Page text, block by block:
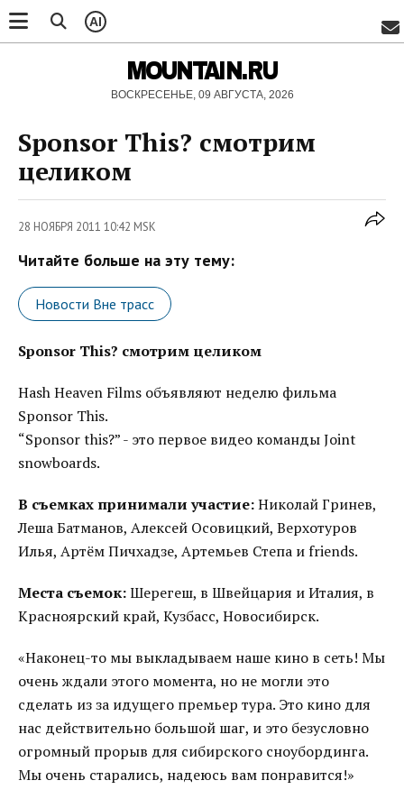
AI
MOUNTAIN.RU
ВОСКРЕСЕНЬЕ, 09 АВГУСТА, 2026
Sponsor This? смотрим
целиком
28 НОЯБРЯ 2011 10:42 MSK
Читайте больше на эту тему:
Новости Вне трасс
Sponsor This? смотрим целиком
Hash Heaven Films объявляют неделю фильма
Sponsor This.
“Sponsor this?” - это первое видео команды Joint
snowboards.
В съемках принимали участие:Николай Гринев,
Леша Батманов, Алексей Осовицкий, Верхотуров
Илья, Артём Пичхадзе, Артемьев Степа и friends.
Места съемок: Шерегеш, в Швейцария и Италия, в
Красноярский край, Кузбасс, Новосибирск.
«Наконец-то мы выкладываем наше кино в сеть! Мы
очень ждали этого момента, но не могли это
сделать из за идущего премьер тура. Это кино для
нас действительно большой шаг, и это безусловно
огромный прорыв для сибирского сноубординга.
Мы очень старались, надеюсь вам понравится!»